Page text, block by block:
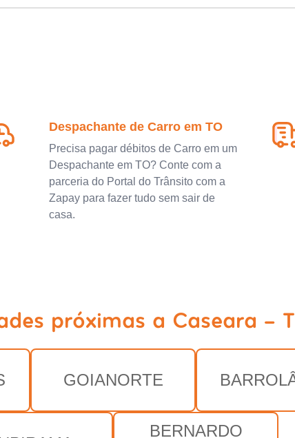
Despachante de Carro em TO
Precisa pagar débitos de Carro em um
Despachante em TO? Conte com a
parceria do Portal do Trânsito com a
Zapay para fazer tudo sem sair de
casa.
próximas a Caseara -
GOIANORTE
BERNARDO